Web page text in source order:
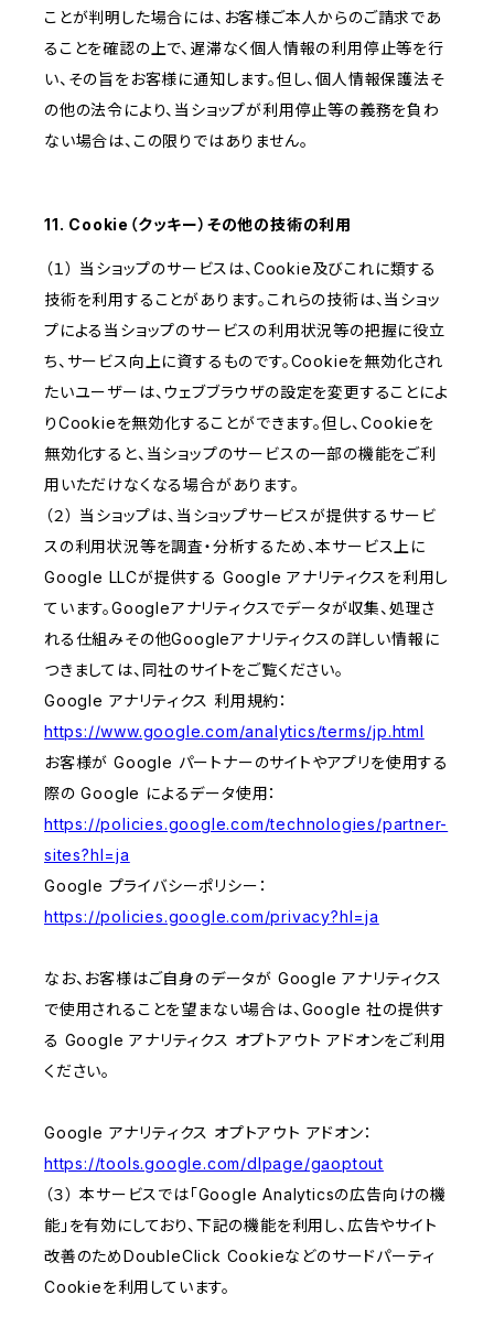
ことが判明した場合には、お客様ご本人からのご請求であ
ることを確認の上で、遅滞なく個人情報の利用停止等を行
い、その旨をお客様に通知します。但し、個人情報保護法そ
の他の法令により、当ショップが利用停止等の義務を負わ
ない場合は、この限りではありません。
11. Cookie（クッキー）その他の技術の利用
（１） 当ショップのサービスは、Cookie及びこれに類する
技術を利用することがあります。これらの技術は、当ショッ
プによる当ショップのサービスの利用状況等の把握に役立
ち、サービス向上に資するものです。Cookieを無効化され
たいユーザーは、ウェブブラウザの設定を変更することによ
りCookieを無効化することができます。但し、Cookieを
無効化すると、当ショップのサービスの一部の機能をご利
用いただけなくなる場合があります。
（２） 当ショップは、当ショップサービスが提供するサービ
スの利用状況等を調査・分析するため、本サービス上に
Google LLCが提供する Google アナリティクスを利用し
ています。Googleアナリティクスでデータが収集、処理さ
れる仕組みその他Googleアナリティクスの詳しい情報に
つきましては、同社のサイトをご覧ください。
Google アナリティクス 利用規約：
https://www.google.com/analytics/terms/jp.html
お客様が Google パートナーのサイトやアプリを使用する
際の Google によるデータ使用：
https://policies.google.com/technologies/partner-
sites?hl=ja
Google プライバシーポリシー：
https://policies.google.com/privacy?hl=ja
なお、お客様はご自身のデータが Google アナリティクス
で使用されることを望まない場合は、Google 社の提供す
る Google アナリティクス オプトアウト アドオンをご利用
ください。
Google アナリティクス オプトアウト アドオン：
https://tools.google.com/dlpage/gaoptout
（３） 本サービスでは「Google Analyticsの広告向けの機
能」を有効にしており、下記の機能を利用し、広告やサイト
改善のためDoubleClick Cookieなどのサードパーティ
Cookieを利用しています。